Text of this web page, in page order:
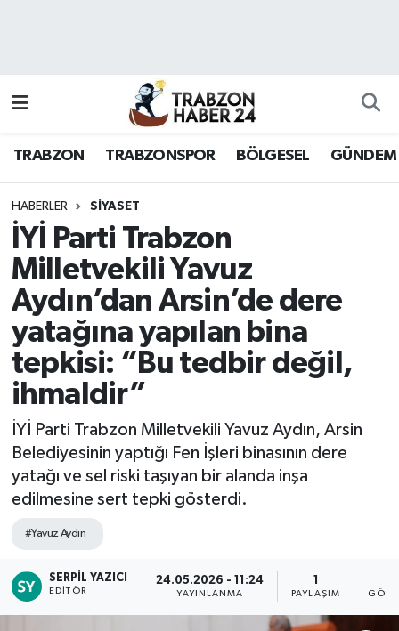
TRABZON TRABZONSPOR BÖLGESEL GÜNDEM
HABERLER SİYASET
İYİ Parti Trabzon
Milletvekili Yavuz
Aydın’dan Arsin’de dere
yatağına yapılan bina
tepkisi: “Bu tedbir değil,
ihmaldir”
İYİ Parti Trabzon Milletvekili Yavuz Aydın, Arsin
Belediyesinin yaptığı Fen İşleri binasının dere
yatağı ve sel riski taşıyan bir alanda inşa
edilmesine sert tepki gösterdi.
#Yavuz Aydın
SERPIL YAZICI
EDITÖR
24.05.2026 - 11:24
YAYINLANMA
1
PAYLAŞIM
Hava Durumu
Namaz Vakitleri
Trafik Durumu
Süper Lig Puan Durumu ve Fikstür
Tüm Manşetler
Son Dakika Haberleri
Haber Arşivi